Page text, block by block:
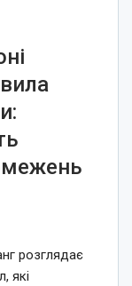
розглядає
які